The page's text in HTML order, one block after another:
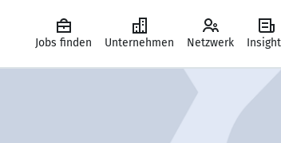
Jobs finden Unternehmen Netzwerk